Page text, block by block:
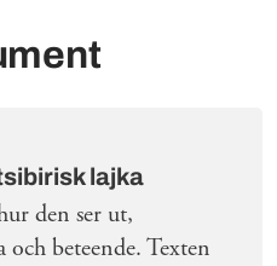
lajka
den ser ut,
beteende. Texten